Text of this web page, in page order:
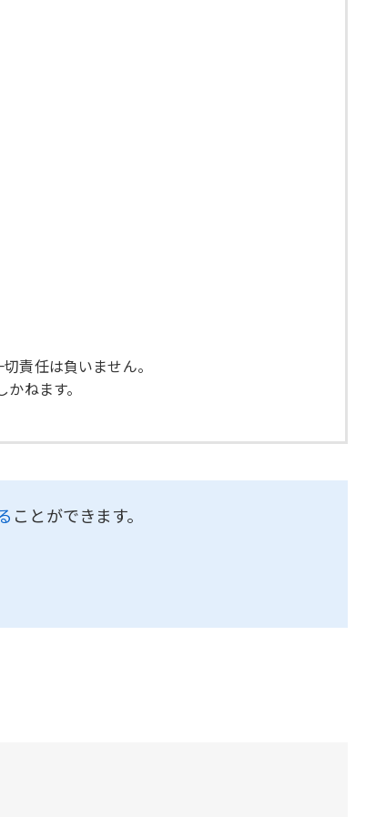
責任は負いません。
ねます。
ことができます。